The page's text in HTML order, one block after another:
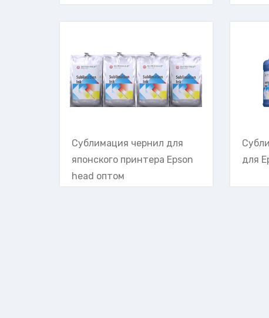
Сублимация чернил для
японского принтера Epson
head оптом
для